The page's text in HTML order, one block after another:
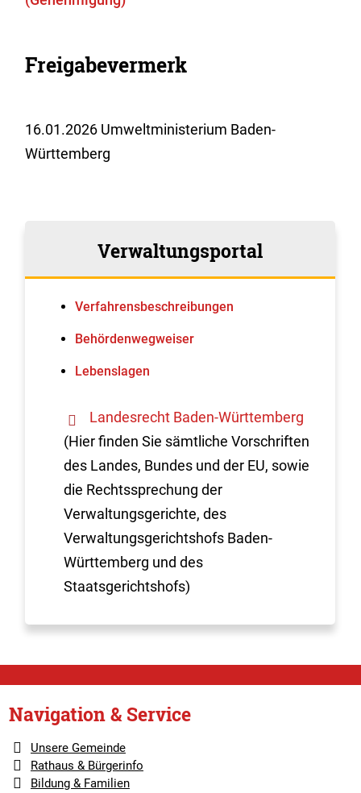
Freigabevermerk
16.01.2026 Umweltministerium Baden-
Württemberg
Verwaltungsportal
Verfahrens­beschreibungen
Behördenwegweiser
Lebenslagen
Landesrecht Baden-Württemberg
(Hier finden Sie sämtliche Vorschriften
des Landes, Bundes und der EU, sowie
die Rechtssprechung der
Verwaltungsgerichte, des
Verwaltungsgerichtshofs Baden-
Württemberg und des
Staatsgerichtshofs)
Navigation & Service
Unsere Gemeinde
Rathaus & Bürgerinfo
Bildung & Familien